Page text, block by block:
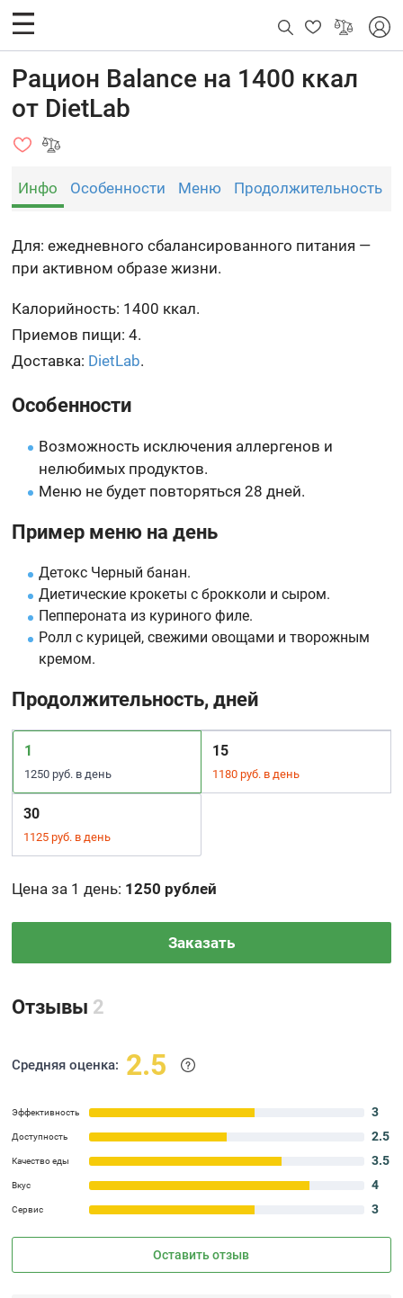
Рацион Balance на 1400 ккал
от DietLab
Инфо Особенности Меню Продолжительность
Для: ежедневного сбалансированного питания —
при активном образе жизни.
Калорийность: 1400 ккал.
Приемов пищи: 4.
Доставка: DietLab.
Особенности
Возможность исключения аллергенов и
нелюбимых продуктов.
Меню не будет повторяться 28 дней.
Пример меню на день
Детокс Черный банан.
Диетические крокеты с брокколи и сыром.
Пеппероната из куриного филе.
Ролл с курицей, свежими овощами и творожным
кремом.
Продолжительность, дней
1
1250 руб. в день
15
1180 руб. в день
30
1125 руб. в день
Цена за 1 день: 1250 рублей
Заказать
Отзывы 2
Средняя оценка: 2.5
Эффективность 3
Доступность 2.5
Качество еды 3.5
Вкус 4
Сервис 3
Оставить отзыв